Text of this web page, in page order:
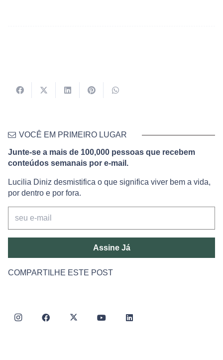
VOCÊ EM PRIMEIRO LUGAR
Junte-se a mais de 100,000 pessoas que recebem
conteúdos semanais por e-mail.
Lucilia Diniz desmistifica o que significa viver bem a vida,
por dentro e por fora.
Assine Já
COMPARTILHE ESTE POST